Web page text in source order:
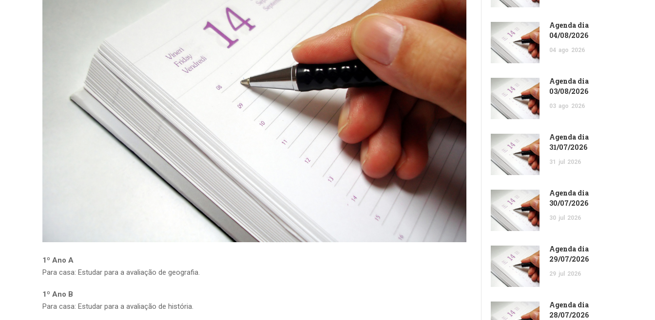
1º Ano A
Para casa: Estudar para a avaliação de geografia.
1º Ano B
Para casa: Estudar para a avaliação de história.
Agenda dia
04/08/2026
04 ago 2026
Agenda dia
03/08/2026
03 ago 2026
Agenda dia
31/07/2026
31 jul 2026
Agenda dia
30/07/2026
30 jul 2026
Agenda dia
29/07/2026
29 jul 2026
Agenda dia
28/07/2026